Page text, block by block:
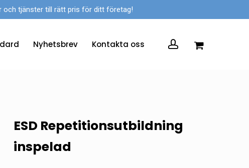
och tjänster till rätt pris för ditt företag!
Nyhetsbrev Kontakta oss account
ESD Repetitionsutbildning
inspelad